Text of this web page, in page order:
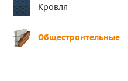
Кровля
Общестроительные